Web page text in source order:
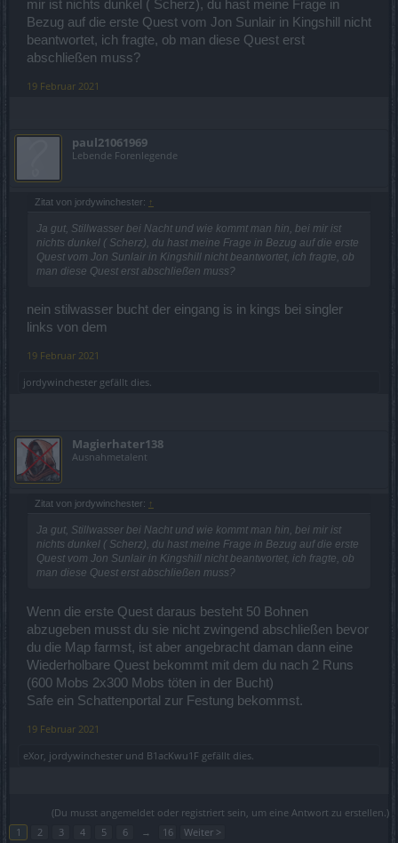
mir ist nichts dunkel ( Scherz), du hast meine Frage in
Bezug auf die erste Quest vom Jon Sunlair in Kingshill nicht
beantwortet, ich fragte, ob man diese Quest erst
abschließen muss?
19 Februar 2021
paul21061969
Lebende Forenlegende
Zitat von jordywinchester: ↑
Ja gut, Stillwasser bei Nacht und wie kommt man hin, bei mir ist
nichts dunkel ( Scherz), du hast meine Frage in Bezug auf die erste
Quest vom Jon Sunlair in Kingshill nicht beantwortet, ich fragte, ob
man diese Quest erst abschließen muss?
nein stilwasser bucht der eingang is in kings bei singler
links von dem
19 Februar 2021
jordywinchester gefällt dies.
Magierhater138
Ausnahmetalent
Zitat von jordywinchester: ↑
Ja gut, Stillwasser bei Nacht und wie kommt man hin, bei mir ist
nichts dunkel ( Scherz), du hast meine Frage in Bezug auf die erste
Quest vom Jon Sunlair in Kingshill nicht beantwortet, ich fragte, ob
man diese Quest erst abschließen muss?
Wenn die erste Quest daraus besteht 50 Bohnen
abzugeben musst du sie nicht zwingend abschließen bevor
du die Map farmst, ist aber angebracht daman dann eine
Wiederholbare Quest bekommt mit dem du nach 2 Runs
(600 Mobs 2x300 Mobs töten in der Bucht)
Safe ein Schattenportal zur Festung bekommst.
19 Februar 2021
eXor jordywinchester und B1acKwu1F gefällt dies.
(Du musst angemeldet oder registriert sein, um eine Antwort zu erstellen.)
1
2 3 4 5 6 → 16 Weiter >